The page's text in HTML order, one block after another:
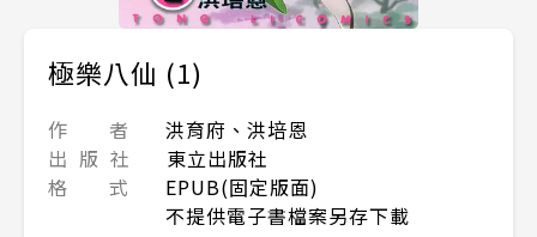
極樂八仙 (1)
作 者
洪育府、洪培恩
出 版 社
東立出版社
格 式
EPUB(固定版面)
不提供電子書檔案另存下載